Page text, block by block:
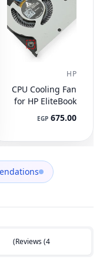
HP
CPU Cooling Fan
for HP EliteBook
745 G3 G4, 840
G3 G4, 848 G3
DC05V 0.50A
675.00
EGP
Reviews(4
)